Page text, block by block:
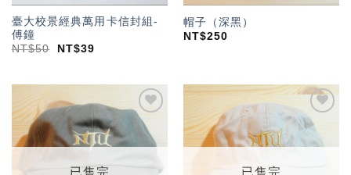
臺大校景經典萬用卡信封組-
傅鐘
NT$50 NT$39
帽子（深黑）
NT$250
加入
「願
望輕
已售完
加入
望輕
已售完